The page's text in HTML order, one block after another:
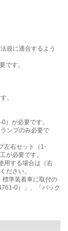
規に適合するよう
です。
。
が必要です。
ンプのみ必要で
左右セット
（1-
が必要です。
用する場合は （右
ださい。
標準装着車に取付の
0）」、
「バック